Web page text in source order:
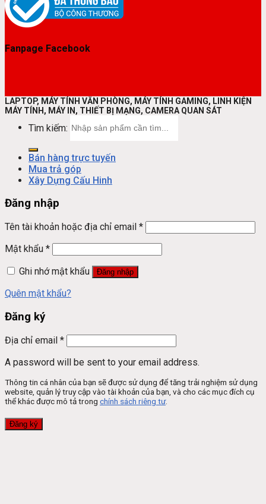
Fanpage Facebook
LAPTOP, MÁY TÍNH VĂN PHÒNG, MÁY TÍNH GAMING, LINH KIỆN
MÁY TÍNH, MÁY IN, THIẾT BỊ MẠNG, CAMERA QUAN SÁT
Tìm kiếm:
Bán hàng trực tuyến
Mua trả góp
Xây Dựng Cấu Hinh
Đăng nhập
Tên tài khoản hoặc địa chỉ email *
Mật khẩu *
Ghi nhớ mật khẩu
Đăng nhập
Quên mật khẩu?
Đăng ký
Địa chỉ email *
A password will be sent to your email address.
Thông tin cá nhân của bạn sẽ được sử dụng để tăng trải nghiệm sử dụng
website, quản lý truy cập vào tài khoản của bạn, và cho các mục đích cụ
thể khác được mô tả trong chính sách riêng tư.
Đăng ký